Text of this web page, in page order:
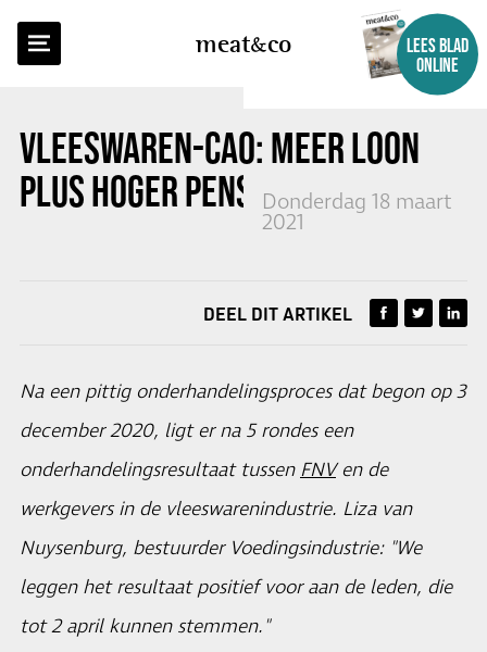
meatco
LEES BLAD
ONLINE
VLEESWAREN-CAO: MEER LOON
PLUS HOGER PENSIOENDonderdag 18 maart
2021
TERUG NAAR OVERZICHT
DEEL DIT ARTIKEL
Na een pittig onderhandelingsproces dat begon op 3
december 2020, ligt er na 5 rondes een
onderhandelingsresultaat tussenFNVen de
werkgevers in de vleeswarenindustrie. Liza van
Nuysenburg, bestuurder Voedingsindustrie: "We
leggen het resultaat positief voor aan de leden, die
tot 2 april kunnen stemmen."